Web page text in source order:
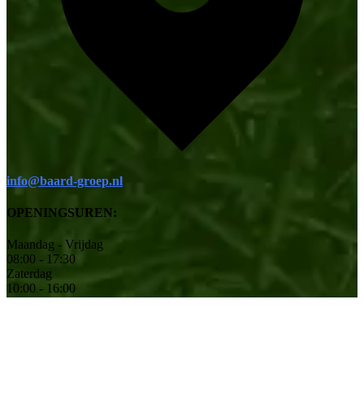
info@baard-groep.nl
OPENINGSUREN:
Maandag - Vrijdag
08:00 - 17:30
Zaterdag
10:00 - 16:00